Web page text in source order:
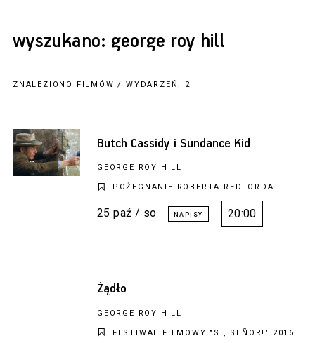
wyszukano: george roy hill
ZNALEZIONO FILMÓW / WYDARZEŃ: 2
Butch Cassidy i Sundance Kid
GEORGE ROY HILL
POŻEGNANIE ROBERTA REDFORDA
25 paź / so 20:00
Żądło
GEORGE ROY HILL
FESTIWAL FILMOWY "SI, SEÑOR!" 2016